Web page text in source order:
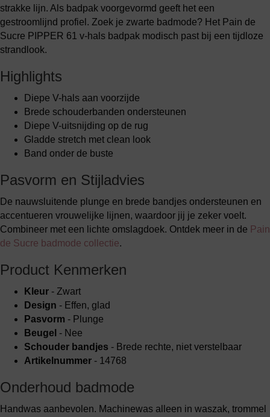
strakke lijn. Als badpak voorgevormd geeft het een
gestroomlijnd profiel. Zoek je zwarte badmode? Het Pain de
Sucre PIPPER 61 v-hals badpak modisch past bij een tijdloze
strandlook.
Highlights
Diepe V-hals aan voorzijde
Brede schouderbanden ondersteunen
Diepe V-uitsnijding op de rug
Gladde stretch met clean look
Band onder de buste
Pasvorm en Stijladvies
De nauwsluitende plunge en brede bandjes ondersteunen en
accentueren vrouwelijke lijnen, waardoor jij je zeker voelt.
Combineer met een lichte omslagdoek. Ontdek meer in de Pain
de Sucre badmode collectie.
Product Kenmerken
Kleur - Zwart
Design - Effen, glad
Pasvorm - Plunge
Beugel - Nee
Schouder bandjes - Brede rechte, niet verstelbaar
Artikelnummer - 14768
Onderhoud badmode
Handwas aanbevolen. Machinewas alleen in waszak, trommel